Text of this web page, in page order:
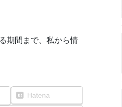
期間まで、私から情
Hatena